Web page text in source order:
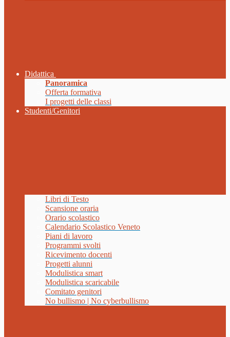
Didattica
Panoramica
Offerta formativa
I progetti delle classi
Studenti/Genitori
Libri di Testo
Scansione oraria
Orario scolastico
Calendario Scolastico Veneto
Piani di lavoro
Programmi svolti
Ricevimento docenti
Progetti alunni
Modulistica smart
Modulistica scaricabile
Comitato genitori
No bullismo | No cyberbullismo